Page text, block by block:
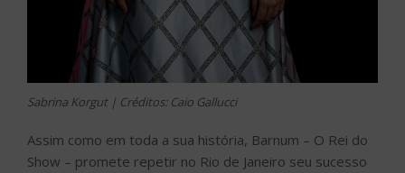
Sabrina Korgut | Créditos: Caio Gallucci
Assim como em toda a sua história, Barnum – O Rei do
Show – promete repetir no Rio de Janeiro seu sucesso